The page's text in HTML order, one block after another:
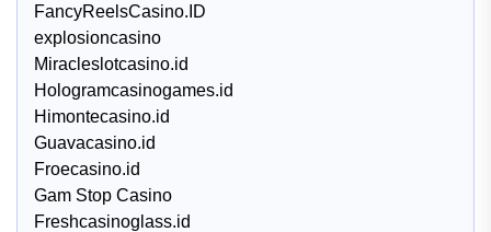
FancyReelsCasino.ID
explosioncasino
Miracleslotcasino.id
Hologramcasinogames.id
Himontecasino.id
Guavacasino.id
Froecasino.id
Gam Stop Casino
Freshcasinoglass.id